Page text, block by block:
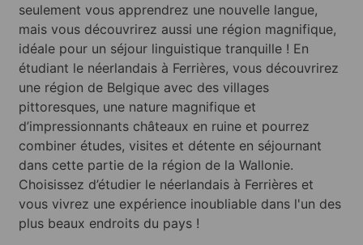
seulement vous apprendrez une nouvelle langue,
mais vous découvrirez aussi une région magnifique,
idéale pour un séjour linguistique tranquille ! En
étudiant le néerlandais à Ferrières, vous découvrirez
une région de Belgique avec des villages
pittoresques, une nature magnifique et
d’impressionnants châteaux en ruine et pourrez
combiner études, visites et détente en séjournant
dans cette partie de la région de la Wallonie.
Choisissez d’étudier le néerlandais à Ferrières et
vous vivrez une expérience inoubliable dans l'un des
plus beaux endroits du pays !